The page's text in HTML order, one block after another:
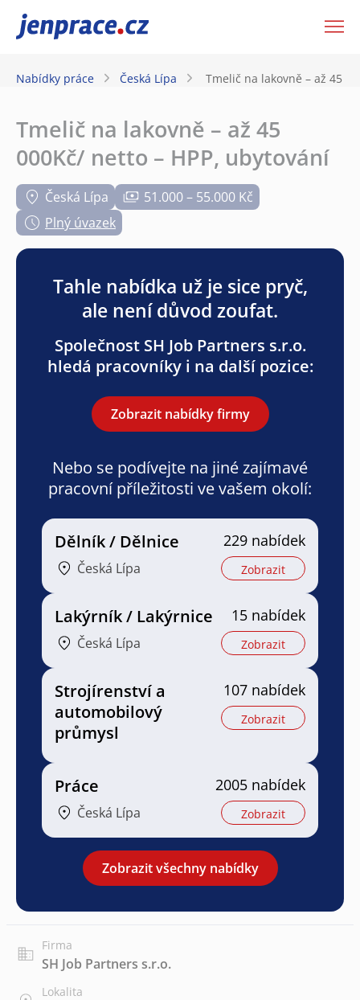
JenPráce.cz
Nabídky práce Česká Lípa Tmelič na lakovně – až 45
Tmelič na lakovně – až 45
000Kč/ netto – HPP, ubytování
Česká Lípa
51.000 – 55.000 Kč
Plný úvazek
Tahle nabídka už je sice pryč,
ale není důvod zoufat.
Společnost SH Job Partners s.r.o.
hledá pracovníky i na další pozice:
Zobrazit nabídky firmy
Nebo se podívejte na jiné zajímavé
pracovní příležitosti ve vašem okolí:
Dělník / Dělnice
Česká Lípa
229 nabídek
Zobrazit
Lakýrník / Lakýrnice
Česká Lípa
15 nabídek
Zobrazit
Strojírenství a
automobilový
průmysl
107 nabídek
Zobrazit
Práce
Česká Lípa
2005 nabídek
Zobrazit
Zobrazit všechny nabídky
Firma
SH Job Partners s.r.o.
Lokalita